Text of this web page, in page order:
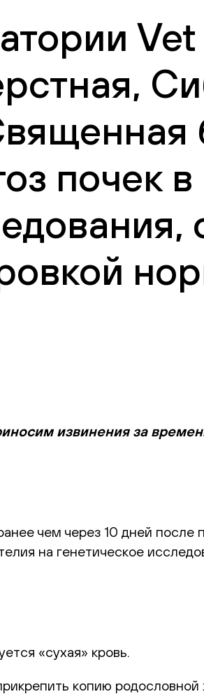
почек
извинения за
чем через 10 дней после
на генетическое
«сухая» кровь.
копию родословной